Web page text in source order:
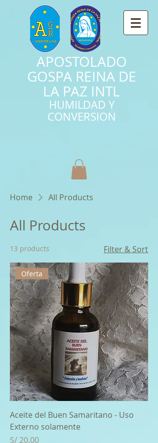
APOSTOLADO
GOSPA REINA DE
LA PAZ INTL
HUMILDAD Y
CONVERSION
Home All Products
All Products
13 products Filter & Sort
Oferta
Aceite del Buen Samaritano - Uso
Externo solamente
Price
S/ 20.00